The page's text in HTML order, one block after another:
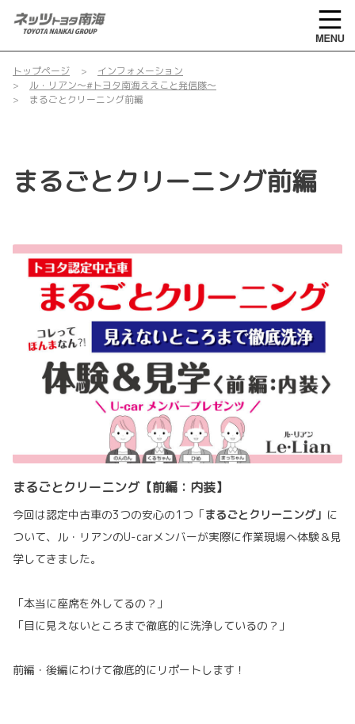
トップページ
インフォメーション
ル・リアン～#トヨタ南海ええこと発信隊～
まるごとクリーニング前編
まるごとクリーニング前編
まるごとクリーニング【前編：内装】
今回は認定中古車の3つの安心の1つ「まるごとクリーニング」 に
ついて、ル・リアンのU-carメンバーが実際に作業現場へ体験＆見
学してきました。
「本当に座席を外してるの？」
「目に見えないところまで徹底的に洗浄しているの？」
前編・後編にわけて徹底的にリポートします！